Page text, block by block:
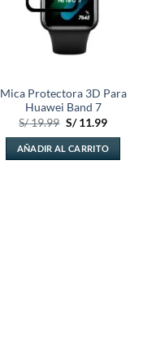
Mica Protectora 3D Para
Huawei Band 7
S/19.99 El
original
era:
S/ 19.99.
S/11.99El
actual
es:
S/ 11.99.
AÑADIR AL CARRITO